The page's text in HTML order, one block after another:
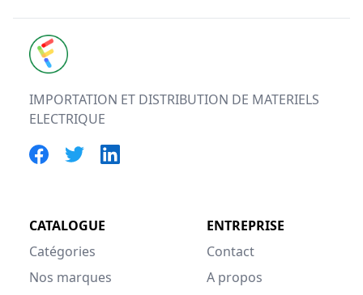
FUTURELEC
IMPORTATION ET DISTRIBUTION DE MATERIELS
ELECTRIQUE
CATALOGUE
Catégories
Nos marques
ENTREPRISE
Contact
A propos